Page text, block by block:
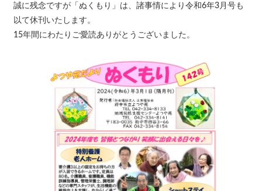
誠に残念ですが「ぬくもり」は、諸事情により令和6年3月号も
以て休刊いたします。
15年間にわたりご愛読ありがとうございました。